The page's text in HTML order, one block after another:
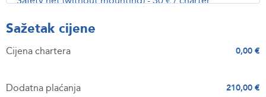
Sažetak cijene
Cijena chartera 0,00 €
Dodatna plaćanja 210,00 €